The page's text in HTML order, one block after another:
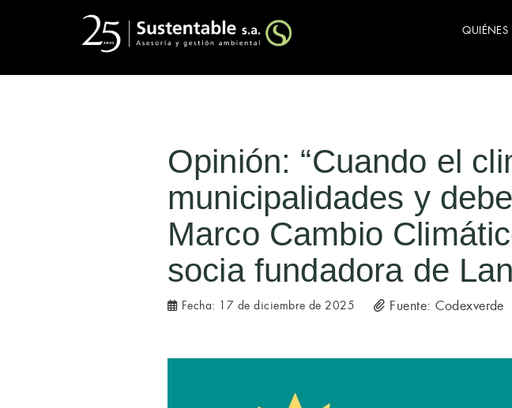
Opinión: “Cuando el
municipalidades y
Marco Cambio
socia fundadora de
Fecha: 17 de diciembre de 2025 Fuente: Codexverde